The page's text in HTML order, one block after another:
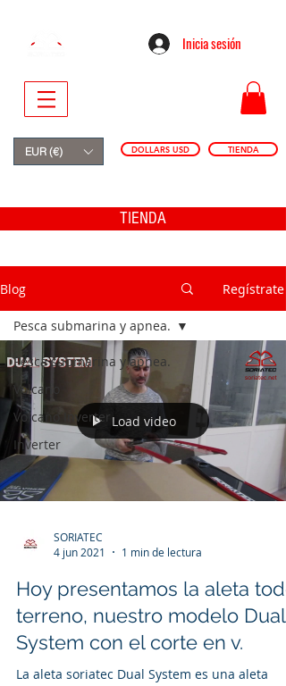
Inicia sesión
EUR (€) DOLLARS USD TIENDA
TIENDA
Blog Regístrate
Pesca submarina y apnea.
Volcano
Volcano Inverter
Inverter
Pesca submarina y apnea.
Load video
SORIATEC
4 jun 2021
1 min de lectura
Hoy presentamos la aleta todo
terreno, nuestro modelo Dual
System con el corte en v.
La aleta soriatec Dual System es una aleta